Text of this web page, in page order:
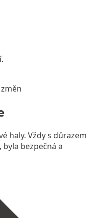
haly. Vždy s důrazem
byla bezpečná a